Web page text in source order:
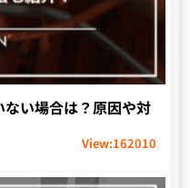
い場合は？原因や対
View:162010